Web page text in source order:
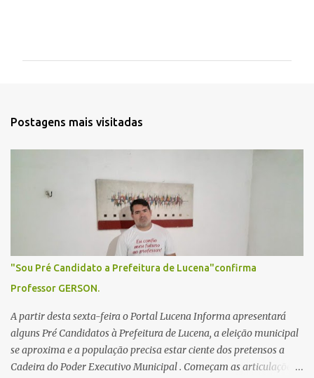
Postagens mais visitadas
"Sou Pré Candidato a Prefeitura de Lucena"confirma
Professor GERSON.
A partir desta sexta-feira o Portal Lucena Informa apresentará
alguns Pré Candidatos à Prefeitura de Lucena, a eleição municipal
se aproxima e a população precisa estar ciente dos pretensos a
Cadeira do Poder Executivo Municipal . Começam as articulações e